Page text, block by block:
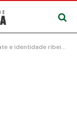
ribeirinha: uma aula prática na floresta